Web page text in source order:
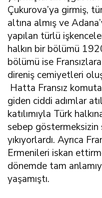
Çukurova’ya girmiş,
altına almış ve
yapılan türlü
halkın bir bölümü
bölümü ise
direniş cemiyetleri
Hatta Fransız
giden ciddi adımlar
katılımıyla Türk
sebep göstermeksizin
yıkıyorlardı. Ayrıca
Ermenileri iskan
dönemde tam
yaşamıştı.